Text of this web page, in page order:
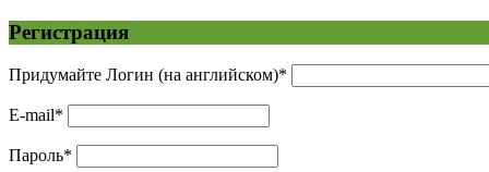
Регистрация
Придумайте Логин (на английском)*
E-mail*
Пароль*